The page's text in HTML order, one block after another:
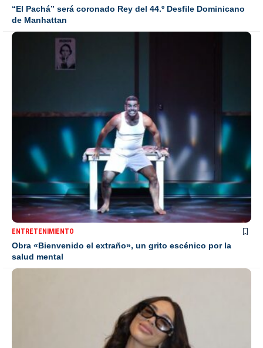
“El Pachá” será coronado Rey del 44.º Desfile Dominicano
de Manhattan
ENTRETENIMIENTO
Obra «Bienvenido el extraño», un grito escénico por la
salud mental